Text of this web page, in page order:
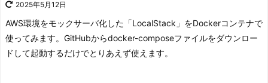
2025年5月12日
AWS環境をモックサーバ化した「LocalStack」をDockerコンテナで
使ってみます。 GitHubからdocker-composeファイルをダウンロー
ドして起動するだけでとりあえず使えます。